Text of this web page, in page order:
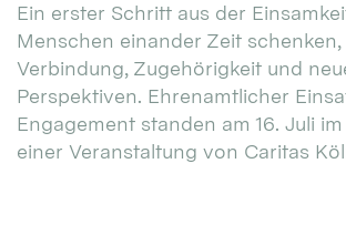
Ein erster Schritt aus der
Menschen einander Zeit
Verbindung, Zugehörigkeit und
Perspektiven. Ehrenamtlicher
Engagement standen am 16. Juli
einer Veranstaltung von Caritas